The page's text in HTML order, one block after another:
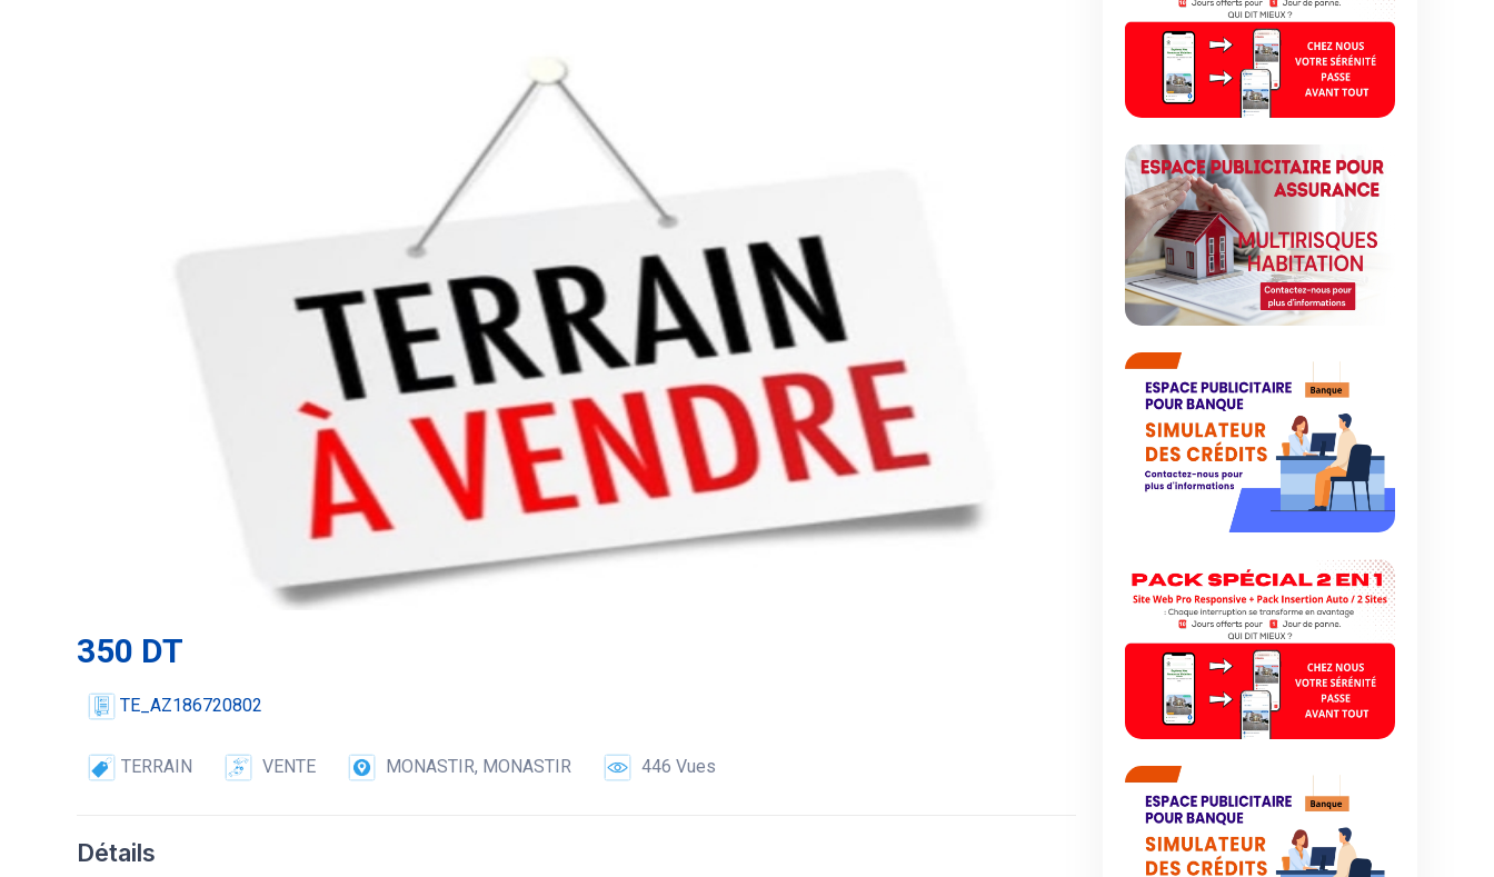
350 DT
TE_AZ186720802
TERRAIN VENTE MONASTIR, MONASTIR 446 Vues
Détails